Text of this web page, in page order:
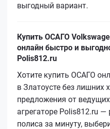
выгодный вариант.
Купить ОСАГО
онлайн быстро и
Polis812.ru
Хотите купить ОСАГО
в Златоусте без лишних
предложения от
агрегаторе Polis812.ru —
полиса за минуту,